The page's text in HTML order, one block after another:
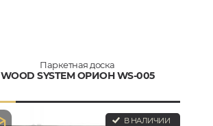
Паркетная доска
WOOD SYSTEM ОРИОН WS-005
В НАЛИЧИИ